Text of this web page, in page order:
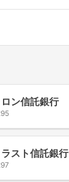
ン信託銀行
スト信託銀行